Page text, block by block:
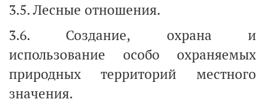
3.5. Лесные отношения.
3.6. Создание, охрана и
использование особо охраняемых
природных территорий местного
значения.